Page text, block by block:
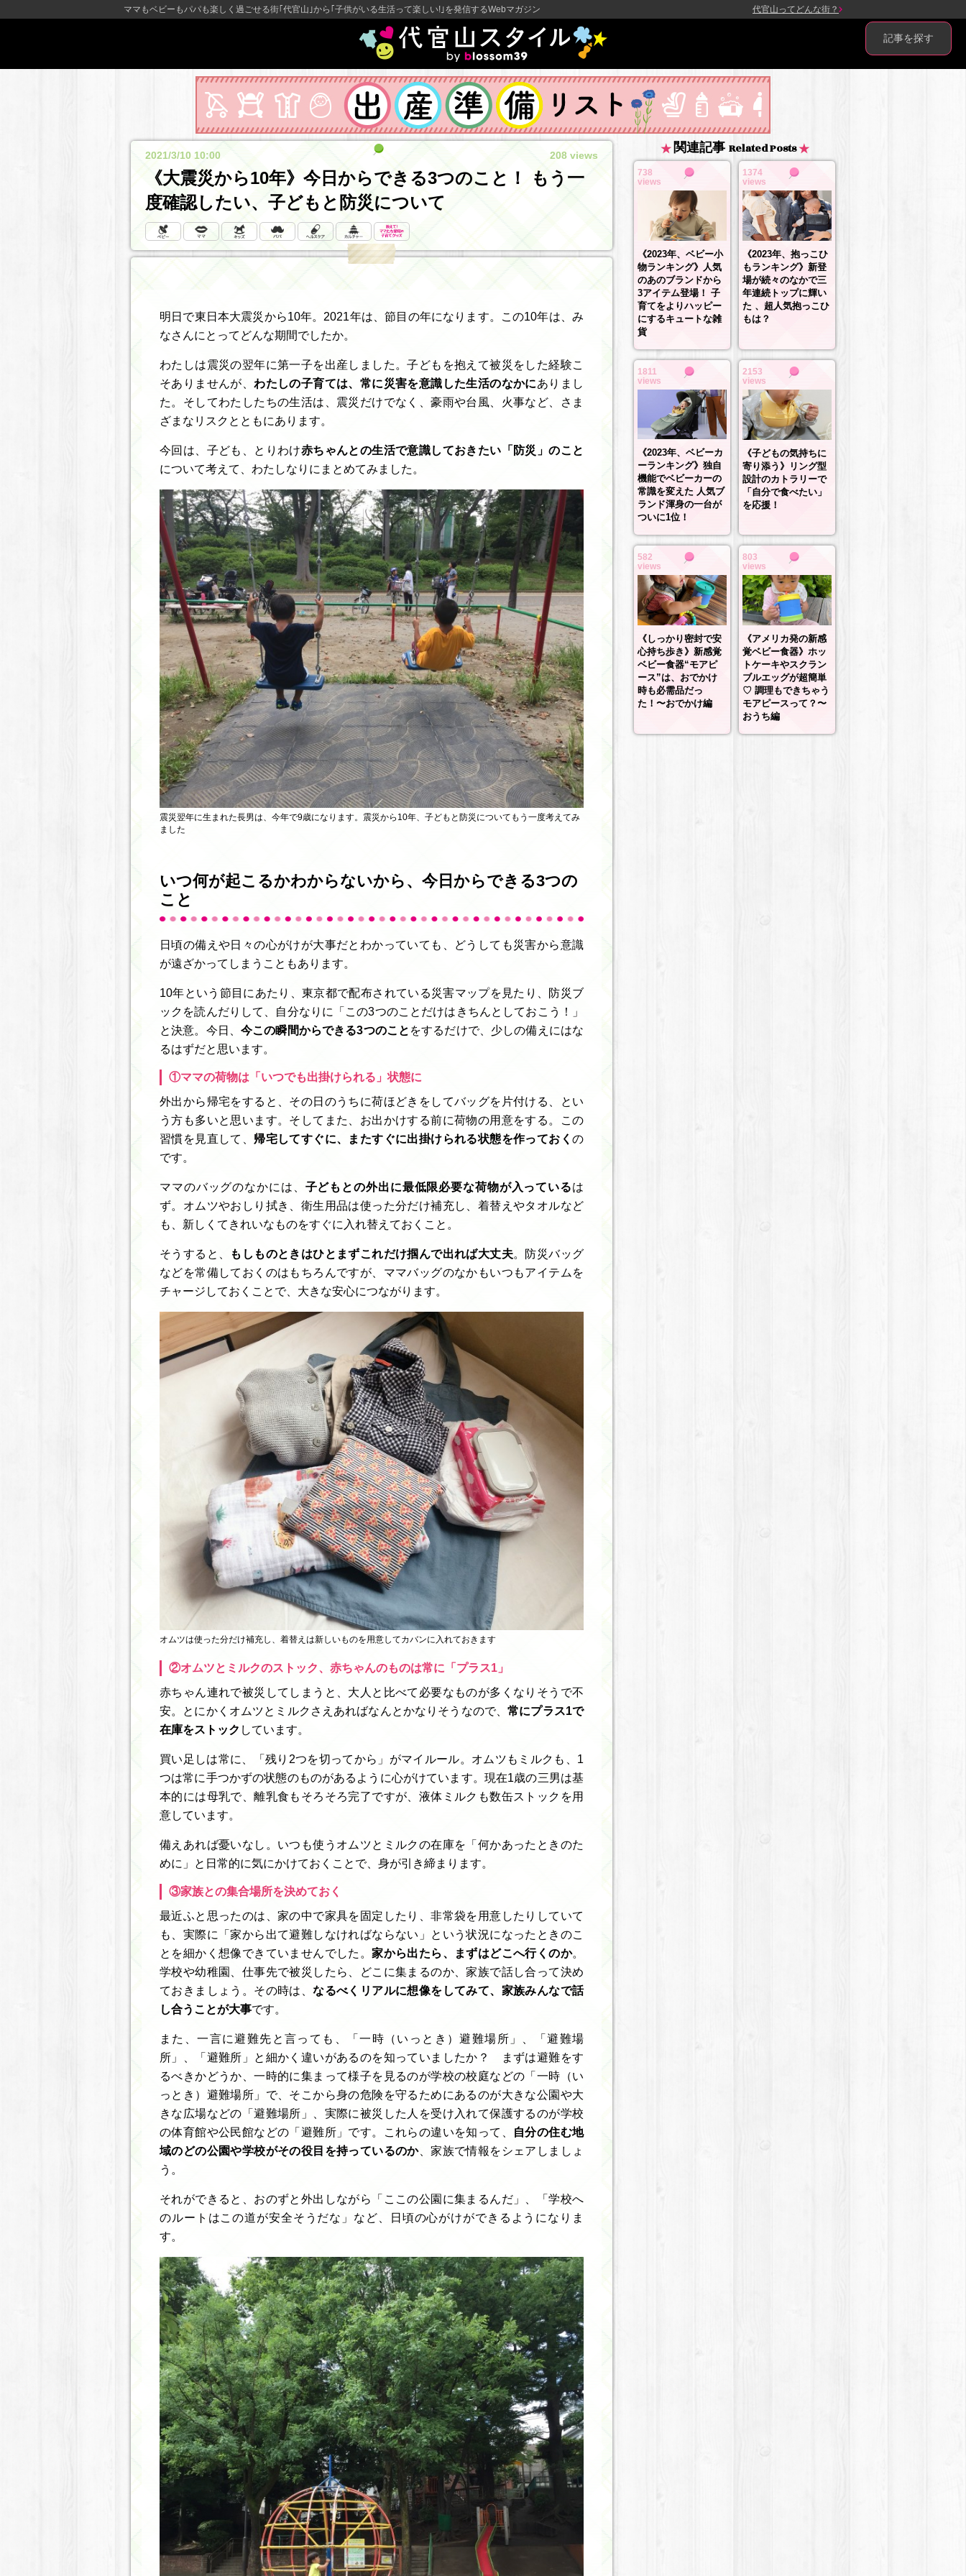
ママもベビーもパパも楽しく過ごせる街｢代官山｣から｢子供がいる生活って楽しい!｣を発信するWebマガジン 代官山ってどんな街？
2021/3/10 10:00 208 views
《大震災から10年》今日からできる3つのこと！ もう一
度確認したい、子どもと防災について
明日で東日本大震災から10年。2021年は、節目の年になります。この10年は、み
なさんにとってどんな期間でしたか。
わたしは震災の翌年に第一子を出産しました。子どもを抱えて被災をした経験こ
そありませんが、わたしの子育ては、常に災害を意識した生活のなかにありまし
た。そしてわたしたちの生活は、震災だけでなく、豪雨や台風、火事など、さま
ざまなリスクとともにあります。
今回は、子ども、とりわけ赤ちゃんとの生活で意識しておきたい「防災」のこと
について考えて、わたしなりにまとめてみました。
震災翌年に生まれた長男は、今年で9歳になります。震災から10年、子どもと防災についてもう一度考えてみ
ました
いつ何が起こるかわからないから、今日からできる3つの
こと
日頃の備えや日々の心がけが大事だとわかっていても、どうしても災害から意識
が遠ざかってしまうこともあります。
10年という節目にあたり、東京都で配布されている災害マップを見たり、防災ブ
ックを読んだりして、自分なりに「この3つのことだけはきちんとしておこう！」
と決意。今日、 今この瞬間からできる3つのこと をするだけで、少しの備えにはな
るはずだと思います。
①ママの荷物は「いつでも出掛けられる」状態に
外出から帰宅をすると、その日のうちに荷ほどきをしてバッグを片付ける、とい
う方も多いと思います。そしてまた、お出かけする前に荷物の用意をする。この
習慣を見直して、 帰宅してすぐに、またすぐに出掛けられる状態を作っておくの
です。
ママのバッグのなかには、 子どもとの外出に最低限必要な荷物が入っているは
ず。オムツやおしり拭き、衛生用品は使った分だけ補充し、着替えやタオルなど
も、新しくてきれいなものをすぐに入れ替えておくこと。
そうすると、 もしものときはひとまずこれだけ掴んで出れば大丈夫。防災バッグ
などを常備しておくのはもちろんですが、ママバッグのなかもいつもアイテムを
チャージしておくことで、大きな安心につながります。
オムツは使った分だけ補充し、着替えは新しいものを用意してカバンに入れておきます
②オムツとミルクのストック、赤ちゃんのものは常に「プラス1」
赤ちゃん連れで被災してしまうと、大人と比べて必要なものが多くなりそうで不
安。とにかくオムツとミルクさえあればなんとかなりそうなので、常にプラス1で
在庫をストック しています。
買い足しは常に、「残り2つを切ってから」がマイルール。オムツもミルクも、1
つは常に手つかずの状態のものがあるように心がけています。現在1歳の三男は基
本的には母乳で、離乳食もそろそろ完了ですが、液体ミルクも数缶ストックを用
意しています。
備えあれば憂いなし。いつも使うオムツとミルクの在庫を「何かあったときのた
めに」と日常的に気にかけておくことで、身が引き締まります。
③家族との集合場所を決めておく
最近ふと思ったのは、家の中で家具を固定したり、非常袋を用意したりしていて
も、実際に「家から出て避難しなければならない」という状況になったときのこ
とを細かく想像できていませんでした。家から出たら、まずはどこへ行くのか。
学校や幼稚園、仕事先で被災したら、どこに集まるのか、家族で話し合って決め
ておきましょう。その時は、なるべくリアルに想像をしてみて、家族みんなで話
し合うことが大事です。
また、一言に避難先と言っても、「一時（いっとき）避難場所」、「避難場
所」、「避難所」と細かく違いがあるのを知っていましたか？ まずは避難をす
るべきかどうか、一時的に集まって様子を見るのが学校の校庭などの「一時（い
っとき）避難場所」で、そこから身の危険を守るためにあるのが大きな公園や大
きな広場などの「避難場所」、実際に被災した人を受け入れて保護するのが学校
の体育館や公民館などの「避難所」です。これらの違いを知って、
自分の住む地
域のどの公園や学校がその役目を持っているのか、家族で情報をシェアしましょ
う。
それができると、おのずと外出しながら「ここの公園に集まるんだ」、「学校へ
のルートはこの道が安全そうだな」など、日頃の心がけができるようになりま
す。
関連記事 Related Posts
738
views
《2023年、ベビー小
物ランキング》人気
のあのブランドから
3アイテム登場！ 子
育てをよりハッピー
にするキュートな雑
貨
1374
views
《2023年、抱っこひ
もランキング》新登
場が続々のなかで三
年連続トップに輝い
た 、超人気抱っこひ
もは？
1811
views
《2023年、ベビーカ
ーランキング》独自
機能でベビーカーの
常識を変えた 人気ブ
ランド渾身の一台が
ついに1位！
2153
views
《子どもの気持ちに
寄り添う》リング型
設計のカトラリーで
「自分で食べたい」
を応援！
582
views
《しっかり密封で安
心持ち歩き》新感覚
ベビー食器“モアピ
ース”は、おでかけ
時も必需品だっ
た！〜おでかけ編
803
views
《アメリカ発の新感
覚ベビー食器》ホッ
トケーキやスクラン
ブルエッグが超簡単
♡ 調理もできちゃう
モアピースって？〜
おうち編
記事を探す